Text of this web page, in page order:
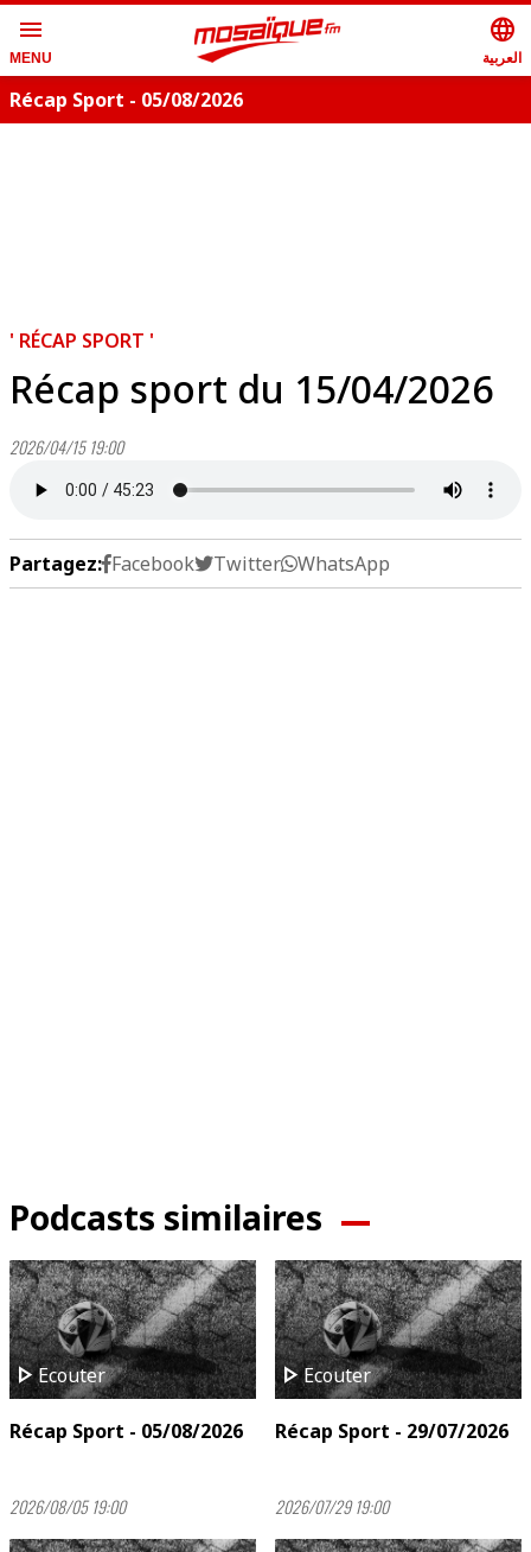
menu
MENU
language
العربية
Récap Sport - 05/08/2026
' RÉCAP SPORT '
Récap sport du 15/04/2026
2026/04/15 19:00
Partagez: Facebook Twitter WhatsApp
Podcasts similaires
play_arrowEcouter
Récap Sport - 05/08/2026
2026/08/05 19:00
play_arrowEcouter
Récap Sport - 29/07/2026
2026/07/29 19:00